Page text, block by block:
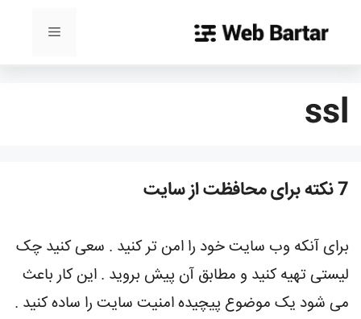
فهرست
ssl
7 نكته برای محافظت از سايت
برای آنکه وب سایت خود را امن تر کنید . سعی کنید چک
لیستی تهیه کنید و مطابق آن پیش بروید . این کار باعث
می شود یک موضوع پیچیده امنیت سایت را ساده کنید .